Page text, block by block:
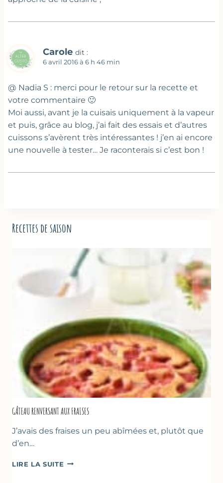
Carole dit :
6 avril 2016 à 6 h 46 min
@ Nadia S : merci pour le retour sur la recette et
votre commentaire 🙂
Moi aussi, avant je la cuisais uniquement à la vapeur
et puis, grâce au blog, j’ai fait des essais et d’autres
cuissons s’avèrent très intéressantes ! j’en ai encore
une nouvelle à tester… Je raconterais si c’est bon !
Recettes de saison
GÂTEAU RENVERSANT AUX FRAISES
J’avais des fraises un peu abîmées et, plutôt que
d’en…
LIRE LA SUITE GÂTEAU